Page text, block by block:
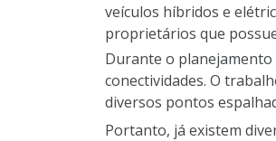
veículos híbridos e
proprietários que
Durante o planejamento
conectividades. O
diversos pontos
Portanto, já existem